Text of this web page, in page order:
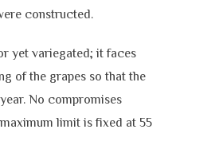
constructed.
yet variegated; it faces
of the grapes so that the
No compromises
limit is fixed at 55